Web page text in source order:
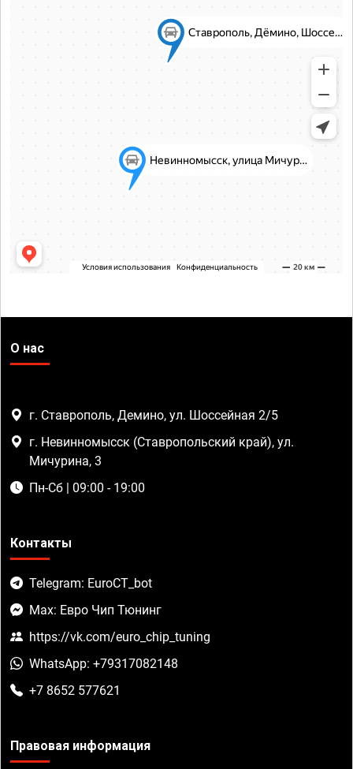
О нас
г. Ставрополь, Демино, ул. Шоссейная 2/5
г. Невинномысск (Ставропольский край), ул.
Мичурина, 3
Пн-Сб | 09:00 - 19:00
Контакты
Telegram: EuroCT_bot
Max: Евро Чип Тюнинг
https://vk.com/euro_chip_tuning
WhatsApp: +79317082148
+7 8652 577621
Правовая информация